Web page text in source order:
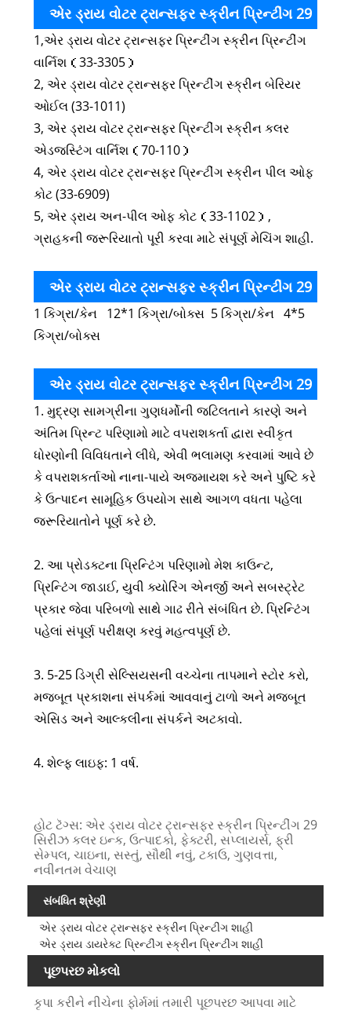
એર ડ્રાય વોટર ટ્રાન્સફર સ્ક્રીન પ્રિન્ટીંગ 29
સિરીઝ કલર ઇન્ક સપોર્ટિંગ શાહી
1,એર ડ્રાય વોટર ટ્રાન્સફર પ્રિન્ટીંગ સ્ક્રીન પ્રિન્ટીંગ
વાર્નિશ（33-3305）
2, એર ડ્રાય વોટર ટ્રાન્સફર પ્રિન્ટીંગ સ્ક્રીન બેરિયર
ઓઈલ (33-1011)
3, એર ડ્રાય વોટર ટ્રાન્સફર પ્રિન્ટીંગ સ્ક્રીન કલર
એડજસ્ટિંગ વાર્નિશ（70-110）
4, એર ડ્રાય વોટર ટ્રાન્સફર પ્રિન્ટીંગ સ્ક્રીન પીલ ઓફ
કોટ (33-6909)
5, એર ડ્રાય અન-પીલ ઓફ કોટ（33-1102）,
ગ્રાહકની જરૂરિયાતો પૂરી કરવા માટે સંપૂર્ણ મેચિંગ શાહી.
એર ડ્રાય વોટર ટ્રાન્સફર સ્ક્રીન પ્રિન્ટીંગ 29
સીરીઝ કલર ઇન્કનું પેકેજ
1 કિગ્રા/કેન 12*1 કિગ્રા/બોક્સ 5 કિગ્રા/કેન 4*5
કિગ્રા/બોક્સ
એર ડ્રાય વોટર ટ્રાન્સફર સ્ક્રીન પ્રિન્ટીંગ 29
સીરીઝ કલર ઇંક માટે સાવચેતીઓ
1. મુદ્રણ સામગ્રીના ગુણધર્મોની જટિલતાને કારણે અને
અંતિમ પ્રિન્ટ પરિણામો માટે વપરાશકર્તા દ્વારા સ્વીકૃત
ધોરણોની વિવિધતાને લીધે, એવી ભલામણ કરવામાં આવે છે
કે વપરાશકર્તાઓ નાના-પાયે અજમાયશ કરે અને પુષ્ટિ કરે
કે ઉત્પાદન સામૂહિક ઉપયોગ સાથે આગળ વધતા પહેલા
જરૂરિયાતોને પૂર્ણ કરે છે.
2. આ પ્રોડક્ટના પ્રિન્ટિંગ પરિણામો મેશ કાઉન્ટ,
પ્રિન્ટિંગ જાડાઈ, યુવી ક્યોરિંગ એનર્જી અને સબસ્ટ્રેટ
પ્રકાર જેવા પરિબળો સાથે ગાઢ રીતે સંબંધિત છે. પ્રિન્ટિંગ
પહેલાં સંપૂર્ણ પરીક્ષણ કરવું મહત્વપૂર્ણ છે.
3. 5-25 ડિગ્રી સેલ્સિયસની વચ્ચેના તાપમાને સ્ટોર કરો,
મજબૂત પ્રકાશના સંપર્કમાં આવવાનું ટાળો અને મજબૂત
એસિડ અને આલ્કલીના સંપર્કને અટકાવો.
4. શેલ્ફ લાઇફ: 1 વર્ષ.
હોટ ટૅગ્સ: એર ડ્રાય વોટર ટ્રાન્સફર સ્ક્રીન પ્રિન્ટીંગ 29
સિરીઝ કલર ઇન્ક, ઉત્પાદકો, ફેક્ટરી, સપ્લાયર્સ, ફ્રી
સેમ્પલ, ચાઇના, સસ્તું, સૌથી નવું, ટકાઉ, ગુણવત્તા,
નવીનતમ વેચાણ
સંબંધિત શ્રેણી
એર ડ્રાય વોટર ટ્રાન્સફર સ્ક્રીન પ્રિન્ટીંગ શાહી
એર ડ્રાય ડાયરેક્ટ પ્રિન્ટીંગ સ્ક્રીન પ્રિન્ટીંગ શાહી
પૂછપરછ મોકલો
કૃપા કરીને નીચેના ફોર્મમાં તમારી પૂછપરછ આપવા માટે